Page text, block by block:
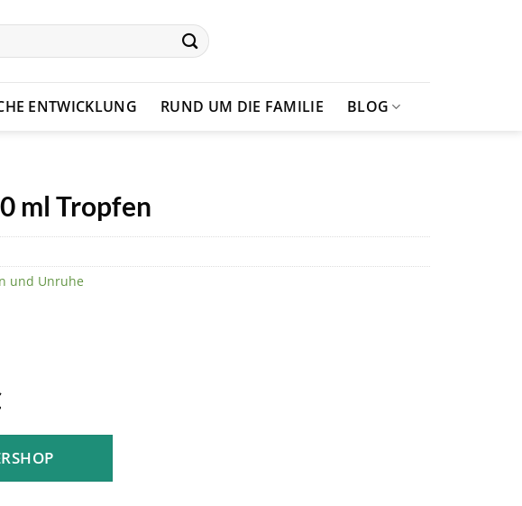
ENTWICKLUNG RUND UM DIE FAMILIE BLOG
ml Tropfen
Aktueller
ist:
8,99 €.
und Unruhe